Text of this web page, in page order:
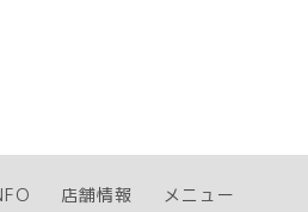
店舗情報
メニュー